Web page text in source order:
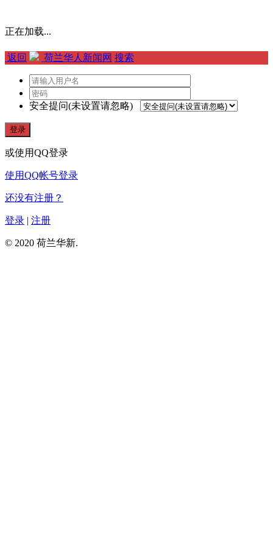
正在加载...
返回 荷兰华人新闻网 搜索
安全提问(未设置请忽略)
登录
或使用QQ登录
使用QQ帐号登录
还没有注册？
登录 | 注册
© 2020 荷兰华新.